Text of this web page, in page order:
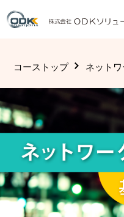
コーストップ ネット